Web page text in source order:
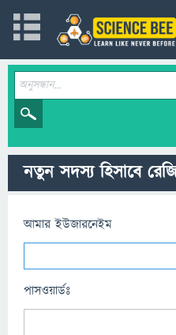
নতুন সদস্য হিসাবে
আমার ইউজারনেইম
পাসওয়ার্ডঃ